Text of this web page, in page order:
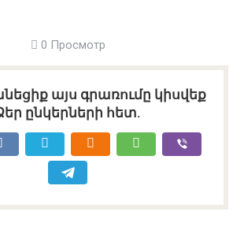
0 Просмотр
այս գրառումը կիսվեք
ընկերների հետ.